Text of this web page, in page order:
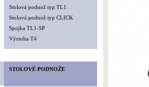
Stolová podnož typ TL1
Stolová podnož typ CLICK
Spojka TL1-SP
Výztuha T4
STOLOVÉ PODNOŽE